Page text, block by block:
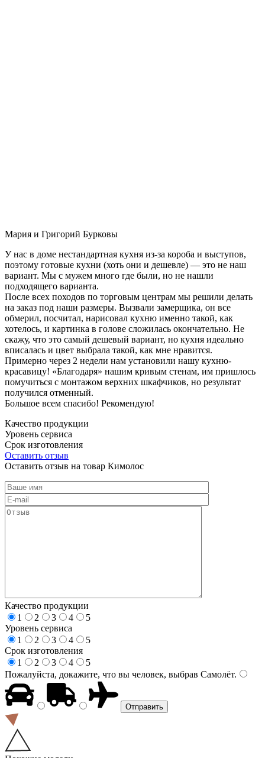
Мария и Григорий Бурковы
У нас в доме нестандартная кухня из-за короба и выступов,
поэтому готовые кухни (хоть они и дешевле) — это не наш
вариант. Мы с мужем много где были, но не нашли
подходящего варианта.
После всех походов по торговым центрам мы решили делать
на заказ под наши размеры. Вызвали замерщика, он все
обмерил, посчитал, нарисовал кухню именно такой, как
хотелось, и картинка в голове сложилась окончательно. Не
скажу, что это самый дешевый вариант, но кухня идеально
вписалась и цвет выбрала такой, как мне нравится.
Примерно через 2 недели нам установили нашу кухню-
красавицу! «Благодаря» нашим кривым стенам, им пришлось
помучиться с монтажом верхних шкафчиков, но результат
получился отменный.
Большое всем спасибо! Рекомендую!
Качество продукции
Уровень сервиса
Срок изготовления
Оставить отзыв
Оставить отзыв на товар Кимолос
Качество продукции
1
2 3 4
5
Уровень сервиса
1
2 3 4
5
Срок изготовления
1
2 3 4
5
Пожалуйста, докажите, что вы человек, выбрав Самолёт.